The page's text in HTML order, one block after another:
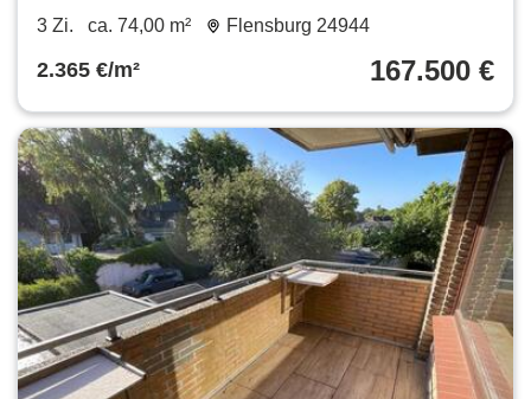
Strandnähe-FL-Mürwik
3 Zi. ca. 74,00 m² Flensburg 24944
2.365 €/m² 167.500 €